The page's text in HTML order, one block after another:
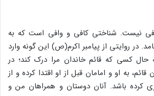
نیست. شناختی کافی و وافی است که به
در روایتی از پیامبر اکرم(ص) این گونه وارد
کسی که قائم خاندان مرا درک کند؛ در
به او و امامان قبل از او اقتدا کرده و از
کرده باشد. آنان دوستان و همراهان من و